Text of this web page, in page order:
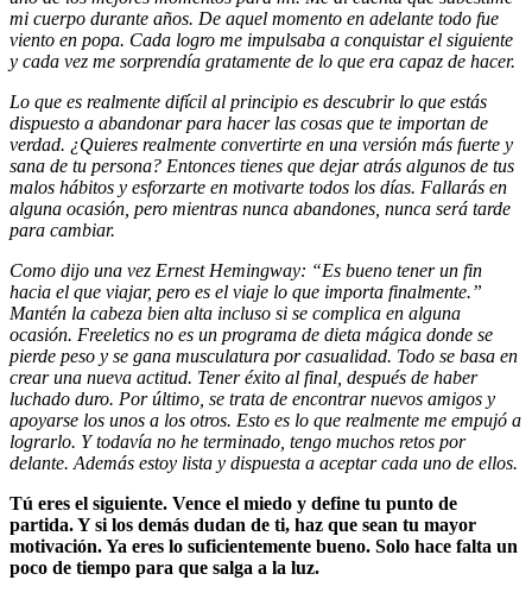
mi cuerpo durante años. De aquel momento en adelante todo fue
viento en popa. Cada logro me impulsaba a conquistar el siguiente
y cada vez me sorprendía gratamente de lo que era capaz de hacer.
Lo que es realmente difícil al principio es descubrir lo que estás
dispuesto a abandonar para hacer las cosas que te importan de
verdad. ¿Quieres realmente convertirte en una versión más fuerte y
sana de tu persona? Entonces tienes que dejar atrás algunos de tus
malos hábitos y esforzarte en motivarte todos los días. Fallarás en
alguna ocasión, pero mientras nunca abandones, nunca será tarde
para cambiar.
Como dijo una vez Ernest Hemingway: “Es bueno tener un fin
hacia el que viajar, pero es el viaje lo que importa finalmente.”
Mantén la cabeza bien alta incluso si se complica en alguna
ocasión. Freeletics no es un programa de dieta mágica donde se
pierde peso y se gana musculatura por casualidad. Todo se basa en
crear una nueva actitud. Tener éxito al final, después de haber
luchado duro. Por último, se trata de encontrar nuevos amigos y
apoyarse los unos a los otros. Esto es lo que realmente me empujó a
lograrlo. Y todavía no he terminado, tengo muchos retos por
delante. Además estoy lista y dispuesta a aceptar cada uno de ellos.
Tú eres el siguiente. Vence el miedo y define tu punto de
partida. Y si los demás dudan de ti, haz que sean tu mayor
motivación. Ya eres lo suficientemente bueno. Solo hace falta un
poco de tiempo para que salga a la luz.